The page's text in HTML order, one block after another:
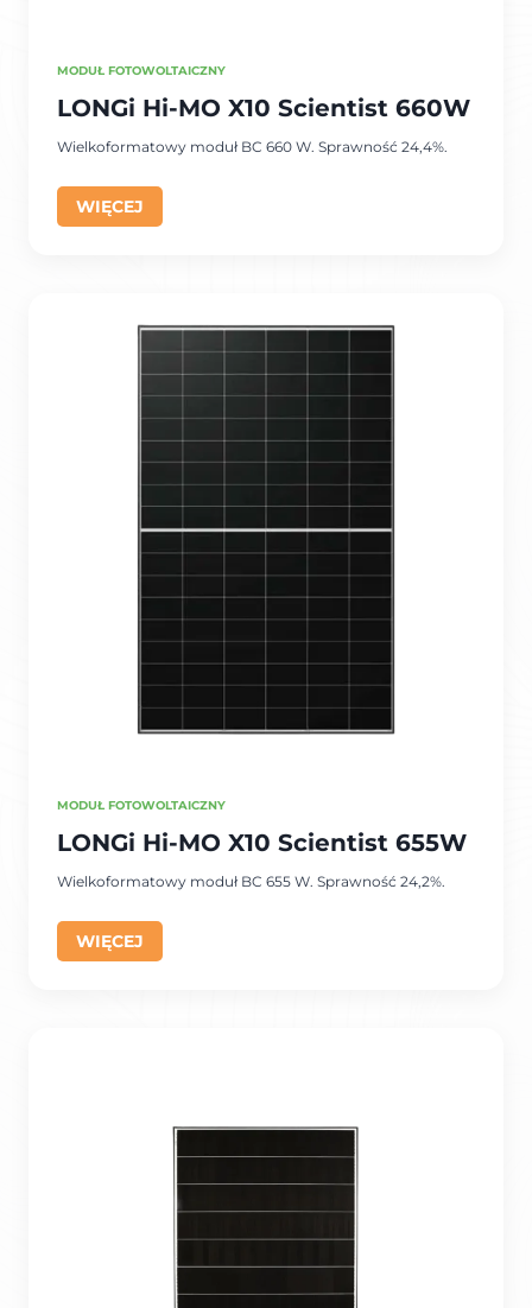
MODUŁ FOTOWOLTAICZNY
LONGi Hi-MO X10 Scientist 660W
Wielkoformatowy moduł BC 660 W. Sprawność 24,4%.
WIĘCEJ
MODUŁ FOTOWOLTAICZNY
LONGi Hi-MO X10 Scientist 655W
Wielkoformatowy moduł BC 655 W. Sprawność 24,2%.
WIĘCEJ